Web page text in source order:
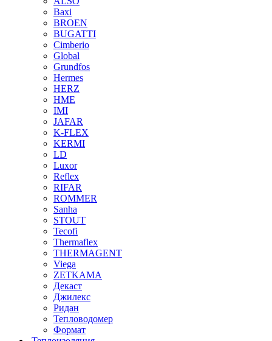
Baxi
BROEN
BUGATTI
Cimberio
Global
Grundfos
Hermes
HERZ
HME
IMI
JAFAR
K-FLEX
KERMI
LD
Luxor
Reflex
RIFAR
ROMMER
Sanha
STOUT
Tecofi
Thermaflex
THERMAGENT
Viega
ZETKAMA
Декаст
Джилекс
Ридан
Тепловодомер
Формат